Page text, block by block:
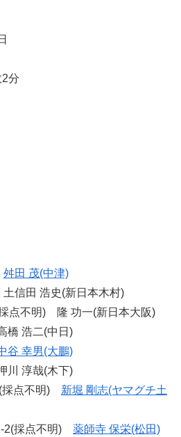
分
舛田 茂(中津)
信田 浩史(新日本木村)
点不明) 隆 功一(新日本大阪)
浩二(中日)
谷 幸男(大鵬)
淳哉(木下)
点不明) 新堀 剛志(ヤマグチ土
2(採点不明) 薬師寺 保栄(松田)